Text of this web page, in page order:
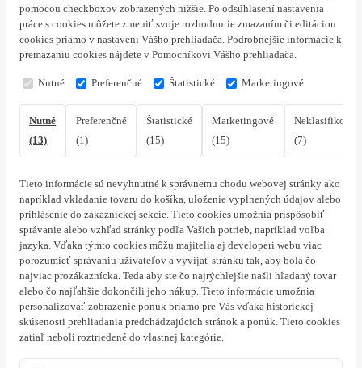
pomocou checkboxov zobrazených nižšie. Po odsúhlasení nastavenia
práce s cookies môžete zmeniť svoje rozhodnutie zmazaním či editáciou
cookies priamo v nastavení Vášho prehliadača. Podrobnejšie informácie k
premazaniu cookies nájdete v Pomocníkovi Vášho prehliadača.
Nutné Preferenčné Štatistické Marketingové
Nutné
(13)
Preferenčné
(1)
Štatistické
(15)
Marketingové
(15)
(7)
Tieto informácie sú nevyhnutné k správnemu chodu webovej stránky ako
napríklad vkladanie tovaru do košíka, uloženie vyplnených údajov alebo
prihlásenie do zákazníckej sekcie. Tieto cookies umožnia prispôsobiť
správanie alebo vzhľad stránky podľa Vašich potrieb, napríklad voľba
jazyka. Vďaka týmto cookies môžu majitelia aj developeri webu viac
porozumieť správaniu užívateľov a vyvijať stránku tak, aby bola čo
najviac prozákaznícka. Teda aby ste čo najrýchlejšie našli hľadaný tovar
alebo čo najľahšie dokončili jeho nákup. Tieto informácie umožnia
personalizovať zobrazenie ponúk priamo pre Vás vďaka historickej
skúsenosti prehliadania predchádzajúcich stránok a ponúk. Tieto cookies
zatiaľ neboli roztriedené do vlastnej kategórie.